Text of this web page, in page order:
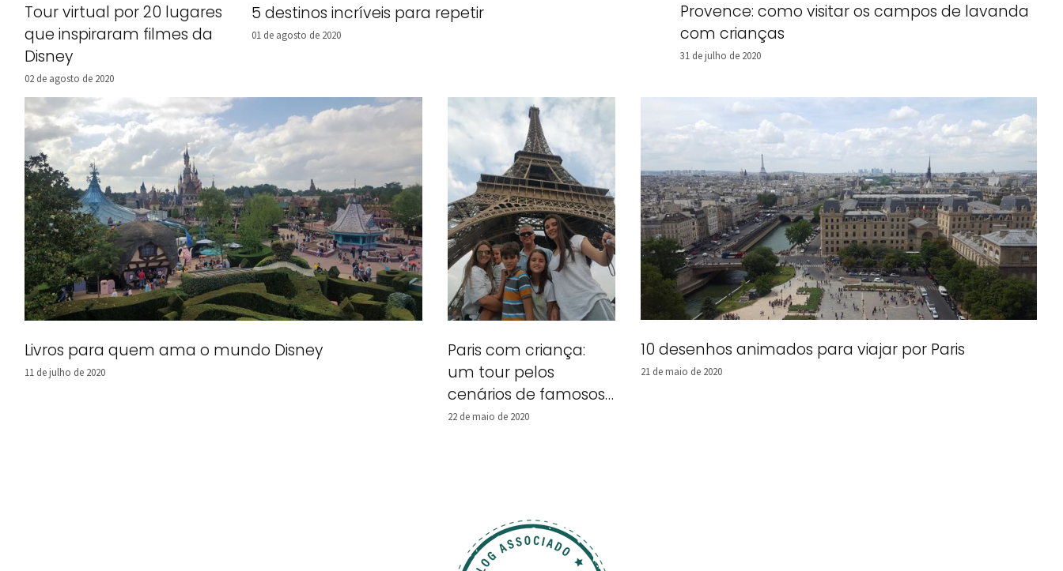
Tour virtual por 20 lugares
que inspiraram filmes da
Disney
02 de agosto de 2020
5 destinos incríveis para repetir
01 de agosto de 2020
Provence: como visitar os campos de lavanda
com crianças
31 de julho de 2020
Livros para quem ama o mundo Disney
11 de julho de 2020
Paris com criança:
um tour pelos
cenários de famosos
desenhos animados
22 de maio de 2020
10 desenhos animados para viajar por Paris
21 de maio de 2020